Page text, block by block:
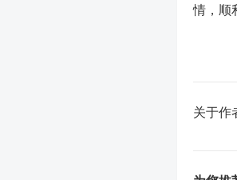
情，顺
关于作